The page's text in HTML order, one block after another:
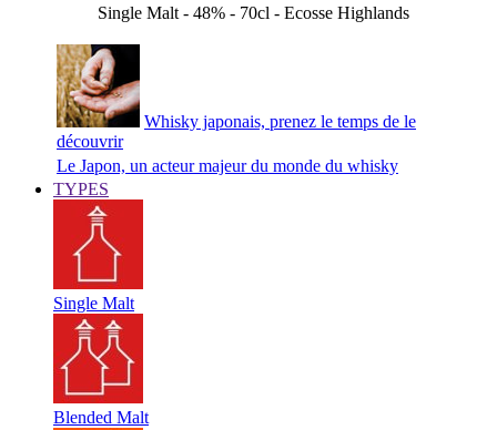
Single Malt - 48% - 70cl - Ecosse Highlands
Whisky japonais, prenez le temps de le
découvrir
Le Japon, un acteur majeur du monde du whisky
TYPES
Single Malt
Blended Malt